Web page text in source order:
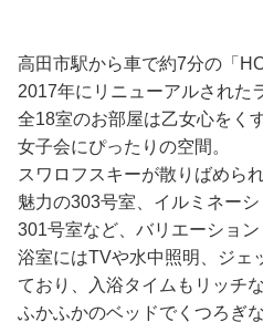
高田市駅から車で約7分の「
2017年にリニューアルされた
全18室のお部屋は乙女心をく
女子会にぴったりの空間。
スワロフスキーが散りばめら
魅力の303号室、イルミネー
301号室など、バリエーション
浴室にはTVや水中照明、ジェ
ており、入浴タイムもリッチ
ふかふかのベッドでくつろぎ